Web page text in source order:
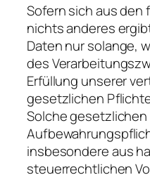
Sofern sich aus den
nichts anderes
Daten nur solange,
des
Erfüllung unserer
gesetzlichen
Solche gesetzlichen
insbesondere aus
steuerrechtlichen